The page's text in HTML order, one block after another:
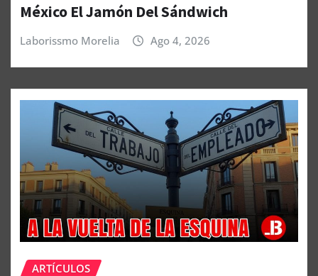
México El Jamón Del Sándwich
Laborissmo Morelia Ago 4, 2026
ARTÍCULOS